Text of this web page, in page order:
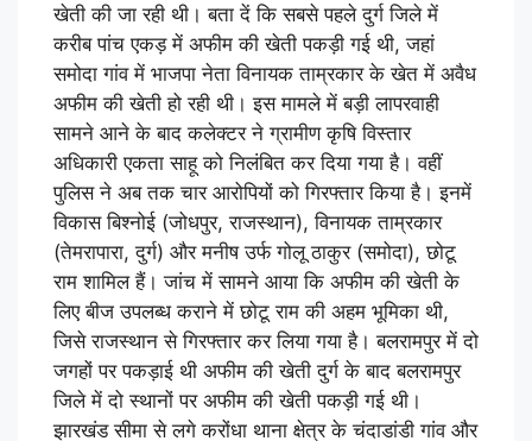
खेती की जा रही थी। बता दें कि सबसे पहले दुर्ग जिले में
करीब पांच एकड़ में अफीम की खेती पकड़ी गई थी, जहां
समोदा गांव में भाजपा नेता विनायक ताम्रकार के खेत में अवैध
अफीम की खेती हो रही थी। इस मामले में बड़ी लापरवाही
सामने आने के बाद कलेक्टर ने ग्रामीण कृषि विस्तार
अधिकारी एकता साहू को निलंबित कर दिया गया है। वहीं
पुलिस ने अब तक चार आरोपियों को गिरफ्तार किया है। इनमें
विकास बिश्नोई (जोधपुर, राजस्थान), विनायक ताम्रकार
(तेमरापारा, दुर्ग) और मनीष उर्फ गोलू ठाकुर (समोदा), छोटू
राम शामिल हैं। जांच में सामने आया कि अफीम की खेती के
लिए बीज उपलब्ध कराने में छोटू राम की अहम भूमिका थी,
जिसे राजस्थान से गिरफ्तार कर लिया गया है। बलरामपुर में दो
जगहों पर पकड़ाई थी अफीम की खेती दुर्ग के बाद बलरामपुर
जिले में दो स्थानों पर अफीम की खेती पकड़ी गई थी।
झारखंड सीमा से लगे करोंधा थाना क्षेत्र के चंदाडांडी गांव और